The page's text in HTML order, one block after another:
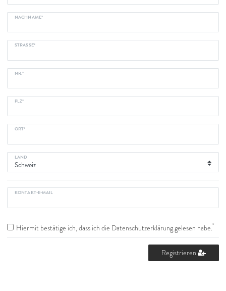
NACHNAME*
STRASSE*
NR.*
PLZ*
ORT*
LAND
KONTAKT-E-MAIL
Hiermit bestätige ich, dass ich die Daten­schutz­erklärunggelesen habe.*
Registrieren